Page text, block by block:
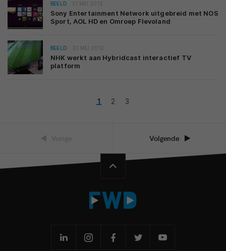
BEELD 31 MEI 2012
Sony Entertainment Network uitgebreid met NOS
Sport, AOL HD en Omroep Flevoland
BEELD 23 MEI 2012
NHK werkt aan Hybridcast interactief TV
platform
1 2 3
Volgende